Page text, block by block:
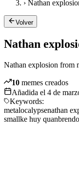
› Nathan
Volver
Nathan
Nathan explosion from
10 memes creados
Añadida el 4 de
Keywords:
metalocalypsenathan
smallke huy quan